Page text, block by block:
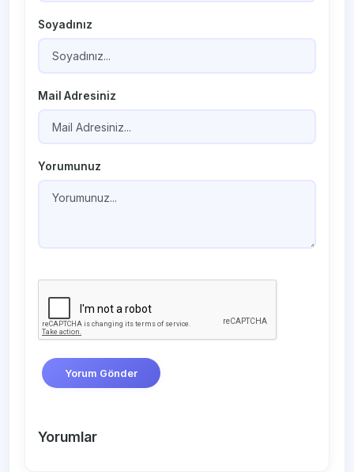
Soyadınız
Mail Adresiniz
Yorumunuz
Yorum Gönder
Yorumlar